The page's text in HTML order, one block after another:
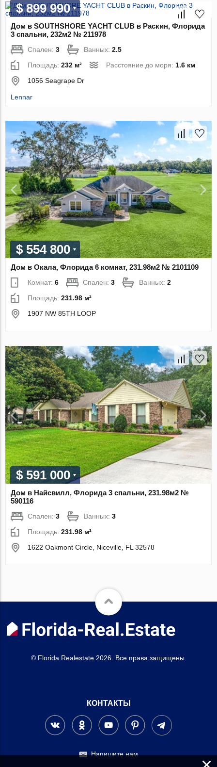
$ 899 990
Дом в SOUTHSHORE YACHT CLUB в Раскин, Флорида
3 спальни, 232м2 № 211978
Спален:3 Ванных:2.5
Площадь:232 м² Расстояние до моря: 1.6 км
1056 Seagrape Dr
Lennar
$ 554 800
Дом в Окала, Флорида 6 комнат, 231.98м2 № 2101109
Комнат:6 Спален:3 Ванных:2
Площадь:231.98 м²
1907 NW 85TH LOOP
$ 591 000
Дом в Найсвилл, Флорида 3 спальни, 231.98м2 №
590116
Спален:3 Ванных:3
Площадь:231.98 м²
1622 Oakmont Circle, Niceville, FL 32578
© Florida.Realestate 2026. Все права защищены.
КОНТАКТЫ
Напишите нам